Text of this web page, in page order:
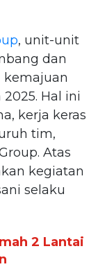
, unit-unit
dan
kemajuan
Hal ini
kerja keras
tim,
Atas
kegiatan
selaku
2 Lantai